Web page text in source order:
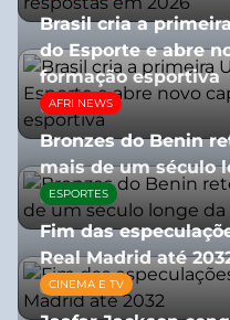
Brasil cria a
do Esporte e abre
formação esportiva
08/07/2026
AFRI NEWS
Bronzes do Benin
mais de um século
08/07/2026
ESPORTES
Fim das
Real Madrid até
06/08/2026
CINEMA E TV